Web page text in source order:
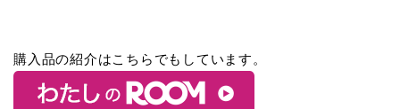
購入品の紹介はこちらでもしています。